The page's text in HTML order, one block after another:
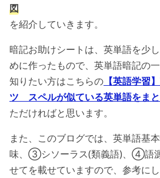
図
を紹介していきます。
暗記お助けシートは、英単語を少
めに作ったもので、英単語暗記の
知りたい方はこちらの 【英語学習
ツ スペルが似ている英単語をま
ただければと思います。
また、このブログでは、英単語
味、③シソーラス(類義語)、④語
せてを載せていますので、参考に